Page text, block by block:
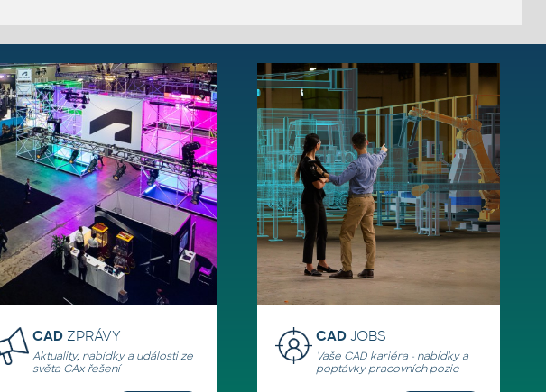
CAD ZPRÁVY
Aktuality, nabídky a události ze
světa CAx řešení
CADJOBS
Vaše CAD kariéra - nabídky a
poptávky pracovních pozic